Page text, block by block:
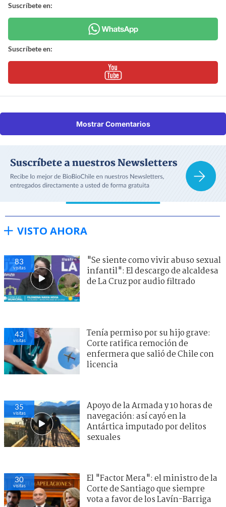
Suscríbete en:
Suscríbete en:
Mostrar Comentarios
VISTO AHORA
83
visitas
"Se siente como vivir abuso sexual
infantil": El descargo de alcaldesa
de La Cruz por audio filtrado
43
visitas
Tenía permiso por su hijo grave:
Corte ratifica remoción de
enfermera que salió de Chile con
licencia
35
visitas
Apoyo de la Armada y 10 horas de
navegación: así cayó en la
Antártica imputado por delitos
sexuales
30
visitas
El "Factor Mera": el ministro de la
Corte de Santiago que siempre
vota a favor de los Lavín-Barriga